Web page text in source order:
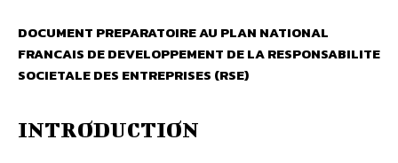
DOCUMENT PREPARATOIRE AU PLAN NATIONAL
FRANCAIS DE DEVELOPPEMENT DE LA RESPONSABILITE
SOCIETALE DES ENTREPRISES (RSE)
INTRODUCTION